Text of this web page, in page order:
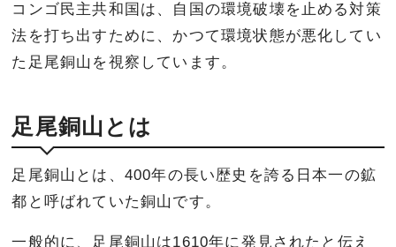
コンゴ民主共和国は、自国の環境破壊を止める対策
法を打ち出すために、かつて環境状態が悪化してい
た足尾銅山を視察しています。
足尾銅山とは
足尾銅山とは、400年の長い歴史を誇る日本一の鉱
都と呼ばれていた銅山です。
一般的に、足尾銅山は1610年に発見されたと伝え